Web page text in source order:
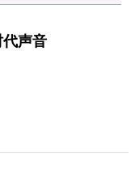
声音